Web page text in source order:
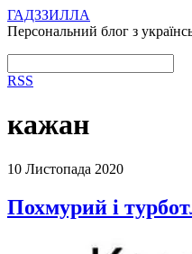
ГАДЗЗИЛЛА
Персональний блог з
RSS
кажан
10 Листопада 2020
Похмурий і